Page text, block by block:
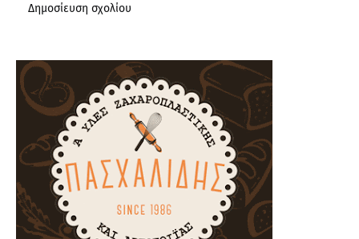
Δημοσίευση σχολίου